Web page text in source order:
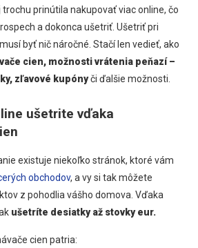
prinútila nakupovať viac online, čo
a dokonca ušetriť. Ušetriť pri
byť nič náročné. Stačí len vedieť, ako
cien, možnosti vrátenia peňazí –
zľavové kupónyči ďalšie možnosti.
ušetrite vďaka
existuje niekoľko stránok, ktoré vám
obchodov, a vy si tak môžete
z pohodlia vášho domova. Vďaka
ušetríte desiatky až stovky eur.
cien patria: